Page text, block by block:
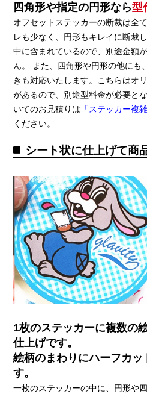
四角形や指定の円形なら型
オフセットステッカーの断裁は全
レも少なく、円形もキレイに断裁
中に含まれているので、別途金額
ん。 また、四角形や円形の他にも
きも対応いたします。こちらはオ
があるので、別途型料金が必要と
いてのお見積りは 「ステッカー複
ください。
シート状に仕上げて商
1枚のステッカーに複数の
仕上げです。
絵柄のまわりにハーフカッ
す。
一枚のステッカーの中に、円形や